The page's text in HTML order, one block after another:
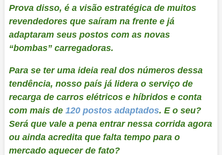
Prova disso, é a visão estratégica de muitos
revendedores que saíram na frente e já
adaptaram seus postos com as novas
“bombas” carregadoras.
Para se ter uma ideia real dos números dessa
tendência, nosso país já lidera o serviço de
recarga de carros elétricos e híbridos e conta
com mais de 120 postos adaptados. E o seu?
Será que vale a pena entrar nessa corrida agora
ou ainda acredita que falta tempo para o
mercado aquecer de fato?